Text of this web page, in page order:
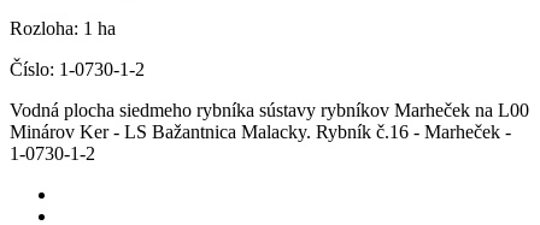
Rozloha: 1 ha
Číslo: 1-0730-1-2
Vodná plocha siedmeho rybníka sústavy rybníkov Marheček na L00
Minárov Ker - LS Bažantnica Malacky. Rybník č.16 - Marheček -
1-0730-1-2